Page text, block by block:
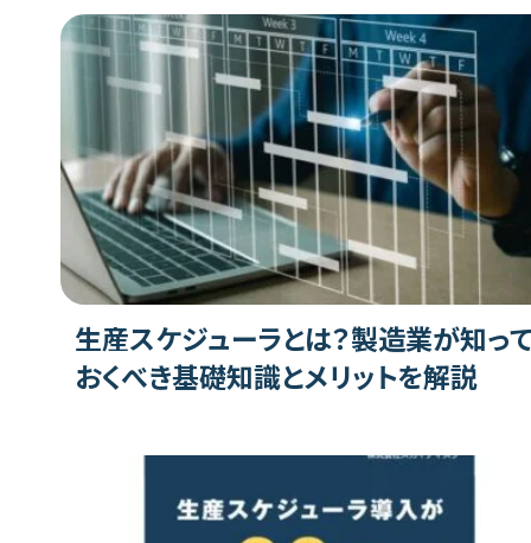
生産スケジューラとは？製造業が知っ
おくべき基礎知識とメリットを解説